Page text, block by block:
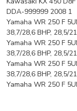
DDA-999999 2008 1
Yamaha WR 250 F
38,7/28,6 BHP, 28,5/
Yamaha WR 250 F
38,7/28,6 BHP, 28,5/
Yamaha WR 250 F
38,7/28,6 BHP, 28,5/
Yamaha WR 250 F